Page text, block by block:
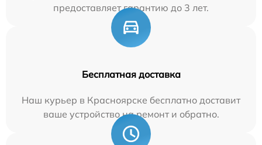
предоставляет гарантию до 3 лет.
Бесплатная доставка
Наш курьер в Красноярске бесплатно доставит
ваше устройство на ремонт и обратно.